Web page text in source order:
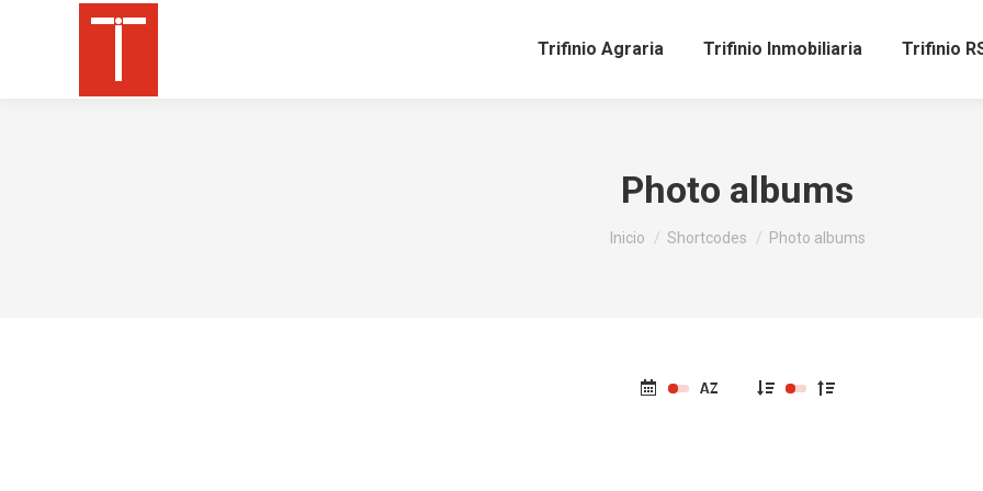
Trifinio Agraria Trifinio Inmobiliaria Trifinio
Photo albums
Estás aquí:
Inicio Shortcodes Photo albums